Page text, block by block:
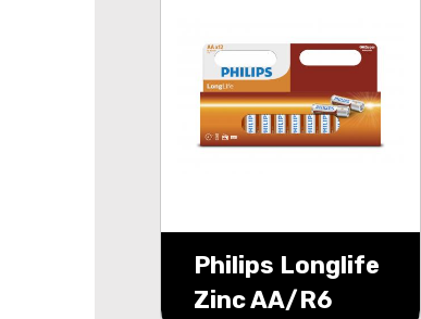
Philips Longlife
Zinc AA/R6